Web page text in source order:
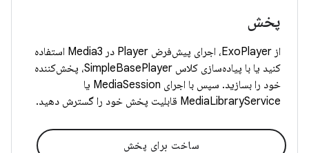
پخش
از ExoPlayer، اجرای پیش‌فرض Player در Media3 استفاده
کنید یا با پیاده‌سازی کلاس SimpleBasePlayer، پخش‌کننده
خود را بسازید. سپس با اجرای MediaSession یا
MediaLibraryService قابلیت پخش خود را گسترش دهید.
ساخت برای پخش